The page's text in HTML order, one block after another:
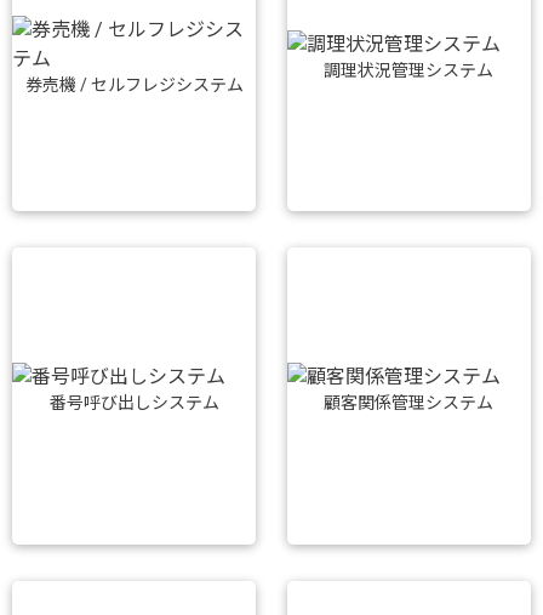
券売機 / セルフレジシステム
調理状況管理システム
番号呼び出しシステム 顧客関係管理システム